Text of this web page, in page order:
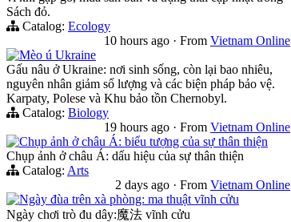
Sách đỏ.
Catalog: Ecology
10 hours ago · From Vietnam Online
Mèo ú Ukraine
Gấu nâu ở Ukraine: nơi sinh sống, còn lại bao nhiêu,
nguyên nhân giảm số lượng và các biện pháp bảo vệ.
Karpaty, Polese và Khu bảo tồn Chernobyl.
Catalog: Biology
19 hours ago · From Vietnam Online
Chụp ảnh ở châu Á: biểu tượng của sự thân thiện
Chụp ảnh ở châu Á: dấu hiệu của sự thân thiện
Catalog: Arts
2 days ago · From Vietnam Online
Ngày đùa trên xà phòng: ma thuật vĩnh cửu
Ngày chơi trò đu dây:魔法 vĩnh cửu